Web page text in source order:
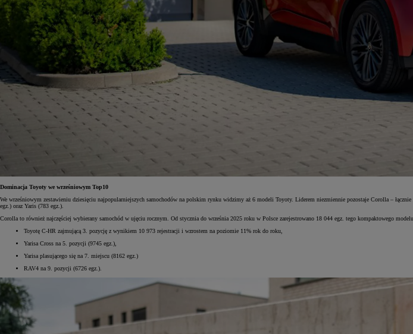
Dominacja Toyoty we wrześniowym Top10
We wrześniowym zestawieniu dziesięciu najpopularniejszych samochodów na polskim rynku widzimy aż 6 modeli Toyoty. Liderem niezmiennie pozostaje Corolla –
egz.) oraz Yaris (783 egz.).
Corolla to również najczęściej wybierany samochód w ujęciu rocznym. Od stycznia do września 2025 roku w Polsce zarejestrowano 18 044 egz. tego kompaktowego
Toyotę C-HR zajmującą 3. pozycję z wynikiem 10 973 rejestracji i wzrostem na poziomie 11% rok do roku,
Yarisa Cross na 5. pozycji (9745 egz.),
Yarisa plasującego się na 7. miejscu (8162 egz.)
RAV4 na 9. pozycji (6726 egz.).